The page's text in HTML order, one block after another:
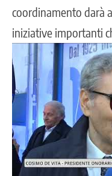
coordinamento darà
iniziative importanti